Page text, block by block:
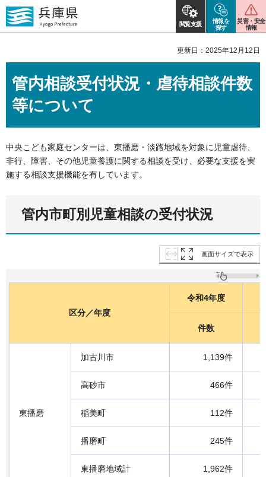
閲覧支援
情報を
探す
災害・安全
情報
更新日：2025年12月12日
管内相談受付状況・虐待相談件数
等について
中央こども家庭センターは、東播磨・淡路地域を対象に児童虐待、
非行、障害、その他児童養護に関する相談を受け、必要な支援を実
施する相談支援機能を有しています。
管内市町別児童相談の受付状況
画面サイズで表示
区分／年度
令和4年度
件数
東播磨
加古川市 1,139件
高砂市 466件
稲美町 112件
播磨町 245件
東播磨地域計 1,962件